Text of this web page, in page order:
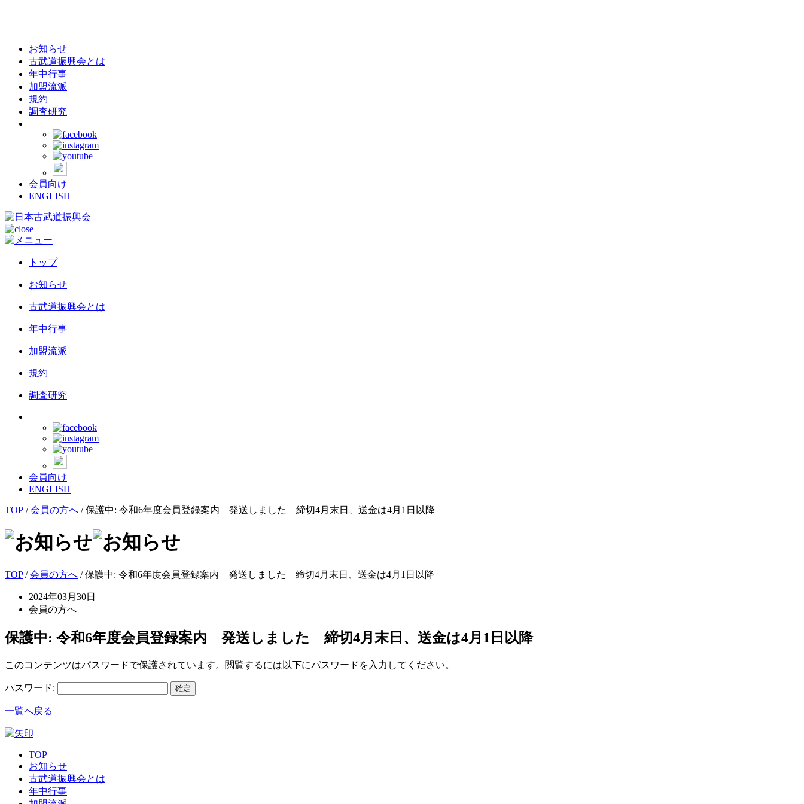
お知らせ
古武道振興会とは
年中行事
加盟流派
規約
調査研究
会員向け
ENGLISH
トップ
お知らせ
古武道振興会とは
年中行事
加盟流派
規約
調査研究
会員向け
ENGLISH
TOP /会員の方へ /保護中: 令和6年度会員登録案内 発送しました 締切4月末日、送金は4月1日以降
TOP/会員の方へ / 保護中: 令和6年度会員登録案内 発送しました 締切4月末日、送金は4月1日以降
2024年03月30日
会員の方へ
保護中: 令和6年度会員登録案内 発送しました 締切4月末日、送金は4月1日以降
このコンテンツはパスワードで保護されています。閲覧するには以下にパスワードを入力してください。
パスワード:
一覧へ戻る
TOP
お知らせ
古武道振興会とは
年中行事